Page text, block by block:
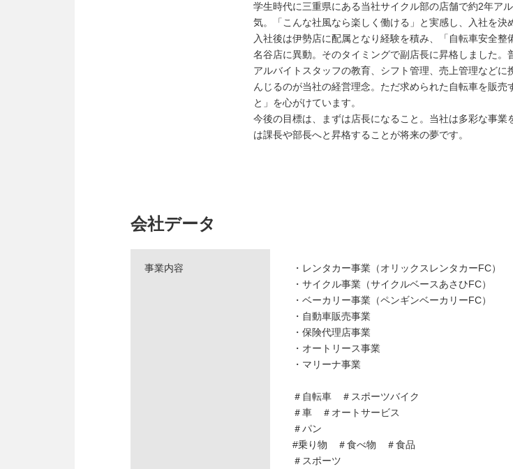
学生時代に三重県にある当社サイクル部の店舗で約2年ア
気。「こんな社風なら楽しく働ける」と実感し、入社を決
入社後は伊勢店に配属となり経験を積み、「自転車安全
名谷店に異動。そのタイミングで副店長に昇格しました
アルバイトスタッフの教育、シフト管理、売上管理など
んじるのが当社の経営理念。ただ求められた自転車を販
と」を心がけています。
今後の目標は、まずは店長になること。当社は多彩な事
は課長や部長へと昇格することが将来の夢です。
会社データ
事業内容
・レンタカー事業（オリックスレンタカーFC）
・サイクル事業（サイクルベースあさひFC）
・ベーカリー事業（ペンギンベーカリーFC）
・自動車販売事業
・保険代理店事業
・オートリース事業
・マリーナ事業
＃自転車 ＃スポーツバイク
＃車 ＃オートサービス
＃パン
#乗り物 ＃食べ物 ＃食品
＃スポーツ